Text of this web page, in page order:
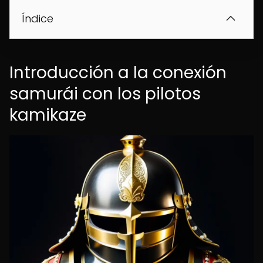
Índice
Introducción a la conexión
samurái con los pilotos
kamikaze